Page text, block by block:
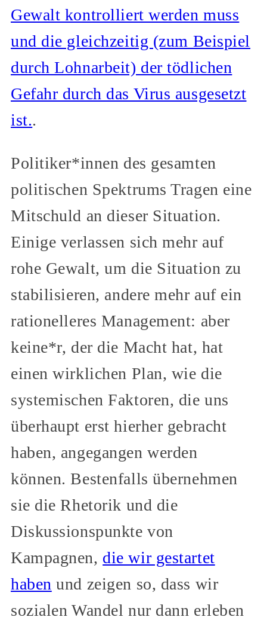
Gewalt kontrolliert werden muss
und die gleichzeitig (zum Beispiel
durch Lohnarbeit) der tödlichen
Gefahr durch das Virus ausgesetzt
ist..
Politiker*innen des gesamten
politischen Spektrums Tragen eine
Mitschuld an dieser Situation.
Einige verlassen sich mehr auf
rohe Gewalt, um die Situation zu
stabilisieren, andere mehr auf ein
rationelleres Management: aber
keine*r, der die Macht hat, hat
einen wirklichen Plan, wie die
systemischen Faktoren, die uns
überhaupt erst hierher gebracht
haben, angegangen werden
können. Bestenfalls übernehmen
sie die Rhetorik und die
Diskussionspunkte von
Kampagnen, die wir gestartet
haben und zeigen so, dass wir
sozialen Wandel nur dann erleben